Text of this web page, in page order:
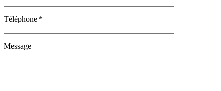
Téléphone *
Message